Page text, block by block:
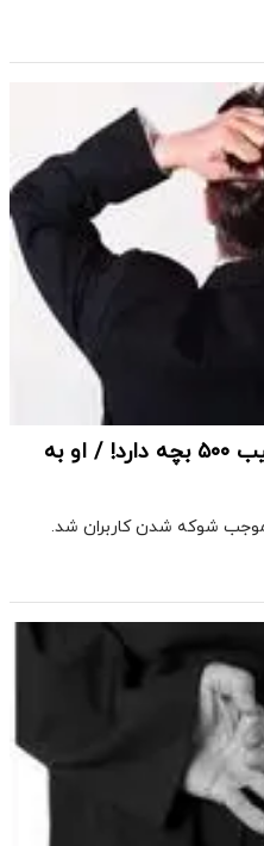
عکس| این مرد توانمند و عجیب ۵۰۰ بچه دارد! / او به